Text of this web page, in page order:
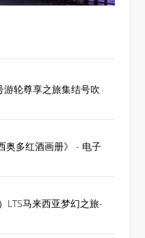
轮尊享之旅集结号吹
奥多红酒画册》 - 电子
LTS马来西亚梦幻之旅-